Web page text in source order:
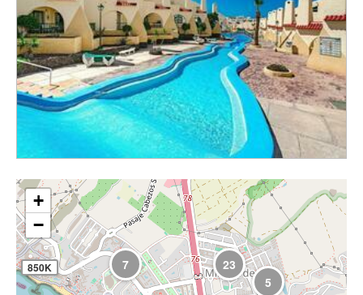
850K
5
7 23
+
−